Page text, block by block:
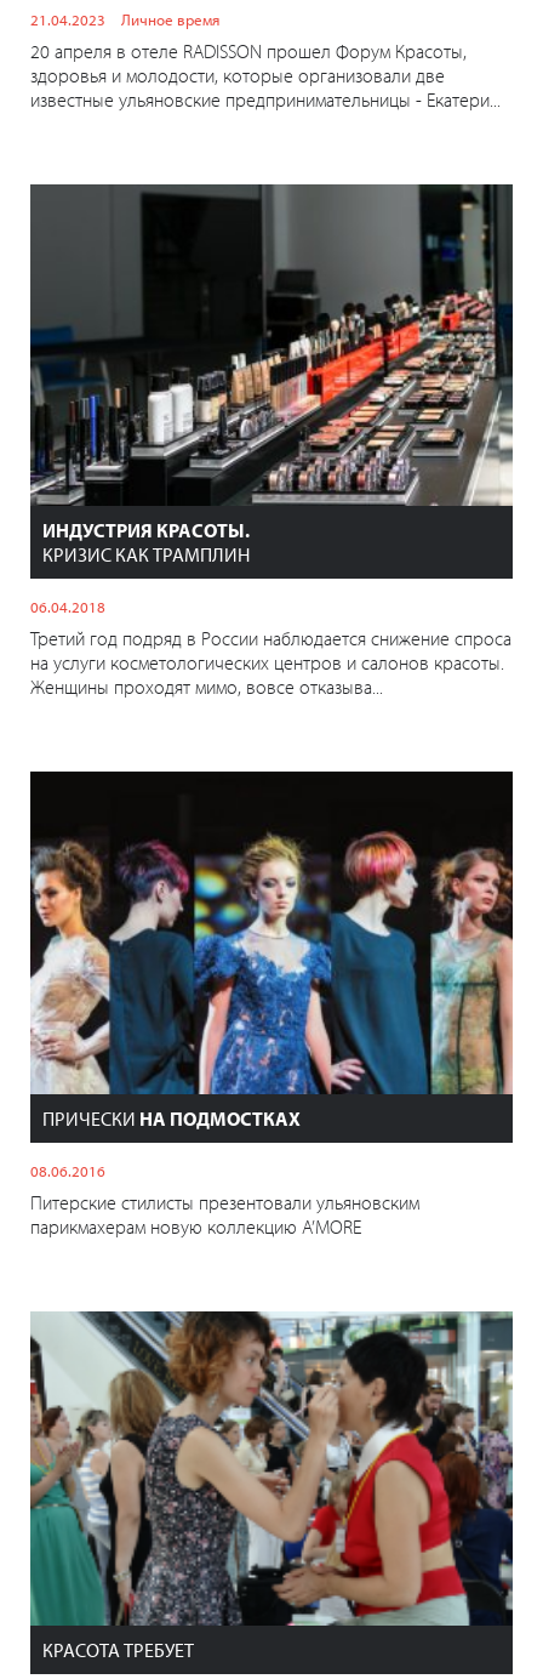
21.04.2023 Личное время
20 апреля в отеле RADISSON прошел Форум Красоты,
здоровья и молодости, которые организовали две
известные ульяновские предпринимательницы - Екатери...
ИНДУСТРИЯ КРАСОТЫ.
КРИЗИС КАК ТРАМПЛИН
06.04.2018
Третий год подряд в России наблюдается снижение спроса
на услуги косметологических центров и салонов красоты.
Женщины проходят мимо, вовсе отказыва...
ПРИЧЕСКИ НА ПОДМОСТКАХ
08.06.2016
Питерские стилисты презентовали ульяновским
парикмахерам новую коллекцию A’MORE
КРАСОТА ТРЕБУЕТ